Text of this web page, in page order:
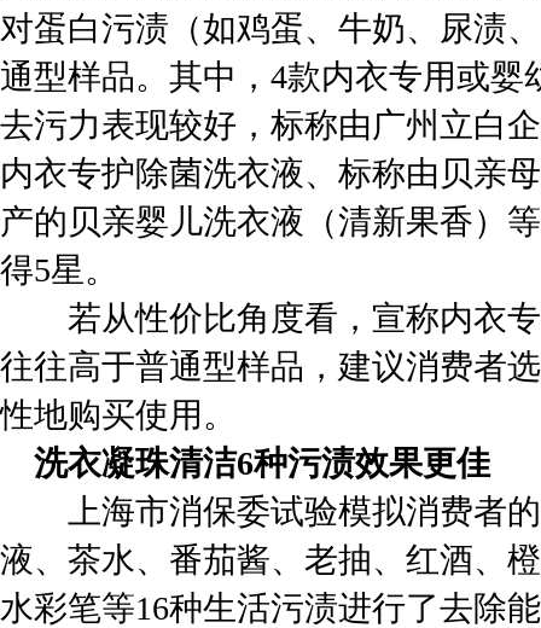
对蛋白污渍（如鸡蛋、牛奶、尿渍
通型样品。其中，4款内衣专用或
去污力表现较好，标称由广州立白
内衣专护除菌洗衣液、标称由贝亲
产的贝亲婴儿洗衣液（清新果香）
得5星。
若从性价比角度看，宣称内衣专
往往高于普通型样品，建议消费者
性地购买使用。
洗衣凝珠清洁6种污渍效果更佳
上海市消保委试验模拟消费者的
液、茶水、番茄酱、老抽、红酒、
水彩笔等16种生活污渍进行了去除